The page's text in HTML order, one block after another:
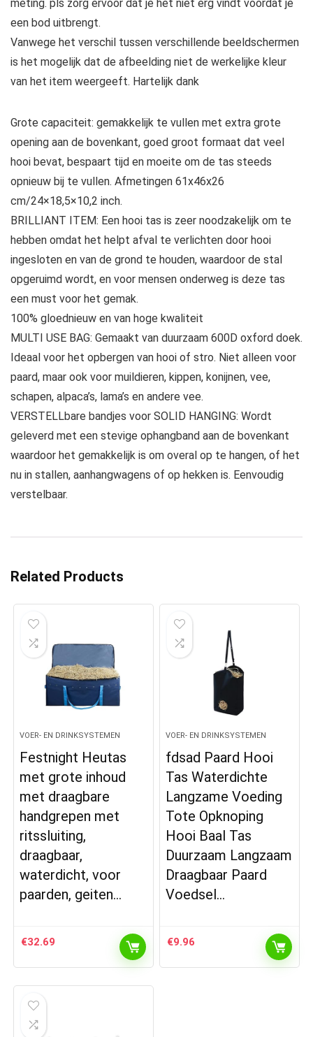
meting. pls zorg ervoor dat je het niet erg vindt voordat je
een bod uitbrengt.
Vanwege het verschil tussen verschillende beeldschermen
is het mogelijk dat de afbeelding niet de werkelijke kleur
van het item weergeeft. Hartelijk dank
Grote capaciteit: gemakkelijk te vullen met extra grote
opening aan de bovenkant, goed groot formaat dat veel
hooi bevat, bespaart tijd en moeite om de tas steeds
opnieuw bij te vullen. Afmetingen 61x46x26
cm/24×18,5×10,2 inch.
BRILLIANT ITEM: Een hooi tas is zeer noodzakelijk om te
hebben omdat het helpt afval te verlichten door hooi
ingesloten en van de grond te houden, waardoor de stal
opgeruimd wordt, en voor mensen onderweg is deze tas
een must voor het gemak.
100% gloednieuw en van hoge kwaliteit
MULTI USE BAG: Gemaakt van duurzaam 600D oxford doek.
Ideaal voor het opbergen van hooi of stro. Niet alleen voor
paard, maar ook voor muildieren, kippen, konijnen, vee,
schapen, alpaca’s, lama’s en andere vee.
VERSTELLbare bandjes voor SOLID HANGING: Wordt
geleverd met een stevige ophangband aan de bovenkant
waardoor het gemakkelijk is om overal op te hangen, of het
nu in stallen, aanhangwagens of op hekken is. Eenvoudig
verstelbaar.
Related Products
VOER- EN DRINKSYSTEMEN
Festnight Heutas
met grote inhoud
met draagbare
handgrepen met
ritssluiting,
draagbaar,
waterdicht, voor
paarden, geiten…
€32.69
VOER- EN DRINKSYSTEMEN
fdsad Paard Hooi
Tas Waterdichte
Langzame Voeding
Tote Opknoping
Hooi Baal Tas
Duurzaam Langzaam
Draagbaar Paard
Voedsel…
€9.96